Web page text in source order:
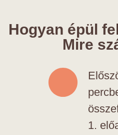
1.
Hogyan épül
Mire